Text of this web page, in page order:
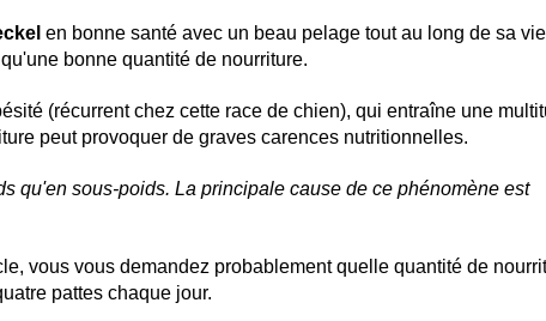
en bonne santé avec un beau pelage tout au long de sa
bonne quantité de nourriture.
(récurrent chez cette race de chien), qui entraîne une
peut provoquer de graves carences nutritionnelles.
qu'en sous-poids. La principale cause de ce phénomène est
vous vous demandez probablement quelle quantité de
pattes chaque jour.